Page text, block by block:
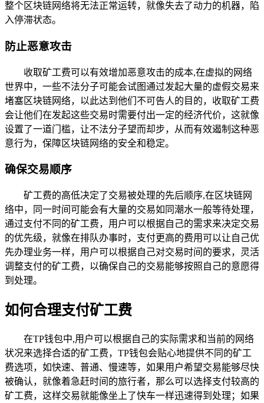
整个区块链网络将无法正常运转，就像失去了动力的机器，陷
入停滞状态。
防止恶意攻击
收取矿工费可以有效增加恶意攻击的成本,在虚拟的网络
世界中，一些不法分子可能会试图通过发起大量的虚假交易来
堵塞区块链网络，以此达到他们不可告人的目的，收取矿工费
会让他们在发起这些交易时需要付出一定的经济代价，这就像
设置了一道门槛，让不法分子望而却步，从而有效遏制这种恶
意行为，保障区块链网络的安全和稳定。
确保交易顺序
矿工费的高低决定了交易被处理的先后顺序,在区块链网
络中，同一时间可能会有大量的交易如同潮水一般等待处理，
通过支付不同的矿工费，用户可以根据自己的需求来决定交易
的优先级，就像在排队办事时，支付更高的费用可以让自己优
先办理业务一样，用户可以根据自己对交易时间的要求，灵活
调整支付的矿工费，以确保自己的交易能够按照自己的意愿得
到处理。
如何合理支付矿工费
在TP钱包中,用户可以根据自己的实际需求和当前的网络
状况来选择合适的矿工费，TP钱包会贴心地提供不同的矿工
费选项，如快速、普通、慢速等，如果用户希望交易能够尽快
被确认，就像着急赶时间的旅行者，那么可以选择支付较高的
矿工费，这样交易就能像坐上了快车一样迅速得到处理；如果